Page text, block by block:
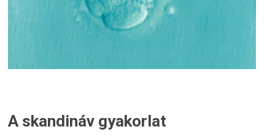
A skandináv gyakorlat